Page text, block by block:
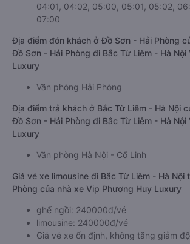
04:01, 04:02, 05:00, 05:01, 05:02,
07:00
Địa điểm đón khách ở Đồ Sơn - Hải Phòng
Đồ Sơn - Hải Phòng đi Bắc Từ Liêm - Hà
Luxury
Văn phòng Hải Phòng
Địa điểm trả khách ở Bắc Từ Liêm - Hà Nội
Đồ Sơn - Hải Phòng đi Bắc Từ Liêm - Hà
Luxury
Văn phòng Hà Nội - Cổ Linh
Giá vé xe limousine đi Bắc Từ Liêm - Hà Nội
Phòng của nhà xe Vip Phương Huy Luxury
ghế ngồi: 240000đ/vé
limousine: 240000đ/vé
Giá vé xe ổn định, không tăng giảm